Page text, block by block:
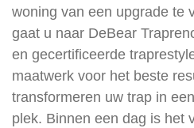
woning van een upgrade te
gaat u naar DeBear
en gecertificeerde
maatwerk voor het beste
transformeren uw trap in
plek. Binnen een dag is het